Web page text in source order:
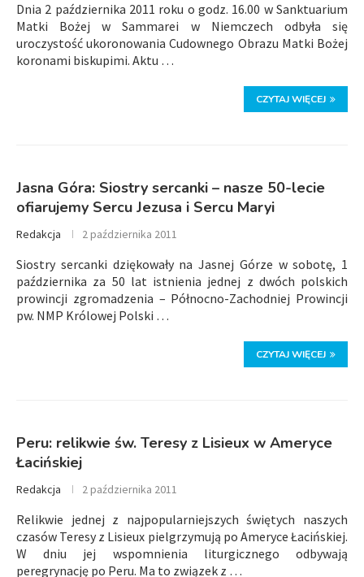
Dnia 2 października 2011 roku o godz. 16.00 w Sanktuarium
Matki Bożej w Sammarei w Niemczech odbyła się
uroczystość ukoronowania Cudownego Obrazu Matki Bożej
koronami biskupimi. Aktu …
CZYTAJ WIĘCEJ
Jasna Góra: Siostry sercanki – nasze 50-lecie
ofiarujemy Sercu Jezusa i Sercu Maryi
Redakcja 2 października 2011
Siostry sercanki dziękowały na Jasnej Górze w sobotę, 1
października za 50 lat istnienia jednej z dwóch polskich
prowincji zgromadzenia – Północno-Zachodniej Prowincji
pw. NMP Królowej Polski …
CZYTAJ WIĘCEJ
Peru: relikwie św. Teresy z Lisieux w Ameryce
Łacińskiej
Redakcja 2 października 2011
Relikwie jednej z najpopularniejszych świętych naszych
czasów Teresy z Lisieux pielgrzymują po Ameryce Łacińskiej.
W dniu jej wspomnienia liturgicznego odbywają
peregrynację po Peru. Ma to związek z …